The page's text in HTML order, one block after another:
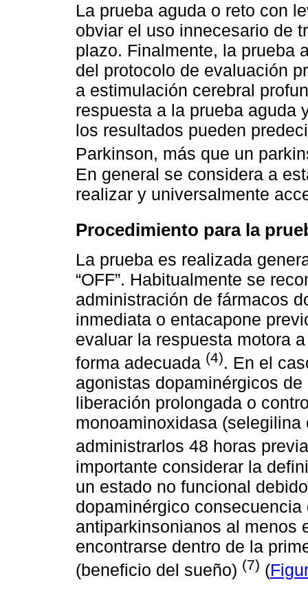
La prueba aguda o reto con
obviar el uso innecesario de
plazo. Finalmente, la prueba
del protocolo de evaluación
a estimulación cerebral
respuesta a la prueba aguda
los resultados pueden
Parkinson, más que un
En general se considera a
realizar y universalmente
Procedimiento para la
La prueba es realizada
“OFF”. Habitualmente se
administración de fármacos
inmediata o entacapone
evaluar la respuesta motora
forma adecuada (4). En el
agonistas dopaminérgicos
liberación prolongada o
monoaminoxidasa
administrarlos 48 horas
importante considerar la
un estado no funcional
dopaminérgico
antiparkinsonianos al menos
encontrarse dentro de la
(beneficio del sueño) (7) (